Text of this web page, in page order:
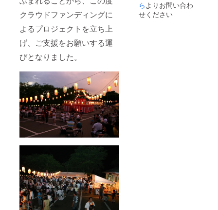
クラウドファンディングに
よるプロジェクトを立ち上
げ、ご支援をお願いする運
びとなりました。
らよりお問い合わ
せください